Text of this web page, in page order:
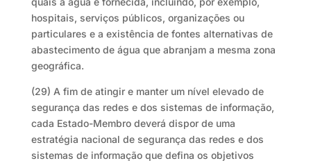
hospitais, serviços públicos, organizações ou
particulares e a existência de fontes alternativas de
abastecimento de água que abranjam a mesma zona
geográfica.
(29) A fim de atingir e manter um nível elevado de
segurança das redes e dos sistemas de informação,
cada Estado-Membro deverá dispor de uma
estratégia nacional de segurança das redes e dos
sistemas de informação que defina os objetivos